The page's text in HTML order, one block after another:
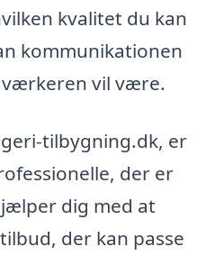
kvalitet du kan
kommunikationen
vil være.
tilbygning.dk, er
der er
dig med at
der kan passe